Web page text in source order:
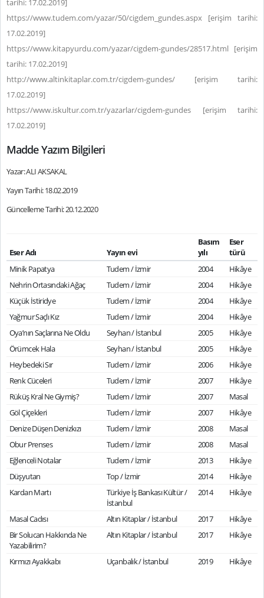
tarihi: 17.02.2019]
https://www.tudem.com/yazar/50/cigdem_gundes.aspx [erişim tarihi:
17.02.2019]
https://www.kitapyurdu.com/yazar/cigdem-gundes/28517.html [erişim
tarihi: 17.02.2019]
http://www.altinkitaplar.com.tr/cigdem-gundes/ [erişim tarihi:
17.02.2019]
https://www.iskultur.com.tr/yazarlar/cigdem-gundes [erişim tarihi:
17.02.2019]
Madde Yazım Bilgileri
Yazar: ALI AKSAKAL
Yayın Tarihi: 18.02.2019
Güncelleme Tarihi: 20.12.2020
Eser Adı Yayın evi
Basım
yılı
Eser
türü
Minik Papatya
Tudem / İzmir 2004
Hikâye
Nehrin Ortasındaki Ağaç
Tudem / İzmir 2004
Hikâye
Küçük İstiridye
Tudem / İzmir 2004
Hikâye
Yağmur Saçlı Kız
Tudem / İzmir 2004
Hikâye
Oya’nın Saçlarına Ne Oldu
Seyhan / İstanbul 2005
Hikâye
Örümcek Hala
Seyhan / İstanbul 2005
Hikâye
Heybedeki Sır
Tudem / İzmir 2006
Hikâye
Renk Cüceleri
Tudem / İzmir 2007
Hikâye
Rüküş Kral Ne Giymiş?
Tudem / İzmir 2007
Masal
Göl Çiçekleri
Tudem / İzmir 2007
Hikâye
Denize Düşen Denizkızı
Tudem / İzmir 2008
Masal
Obur Prenses
Tudem / İzmir 2008
Masal
Eğlenceli Notalar
Tudem / İzmir 2013
Hikâye
Düşyutan
Top / İzmir 2014
Hikâye
Kardan Martı
Türkiye İş Bankası Kültür /
İstanbul
2014 Hikâye
Masal Cadısı Altın Kitaplar / İstanbul 2017
Hikâye
Bir Solucan Hakkında Ne
Yazabilirim?
Altın Kitaplar / İstanbul 2017 Hikâye
Kırmızı Ayakkabı Uçanbalık / İstanbul 2019 Hikâye